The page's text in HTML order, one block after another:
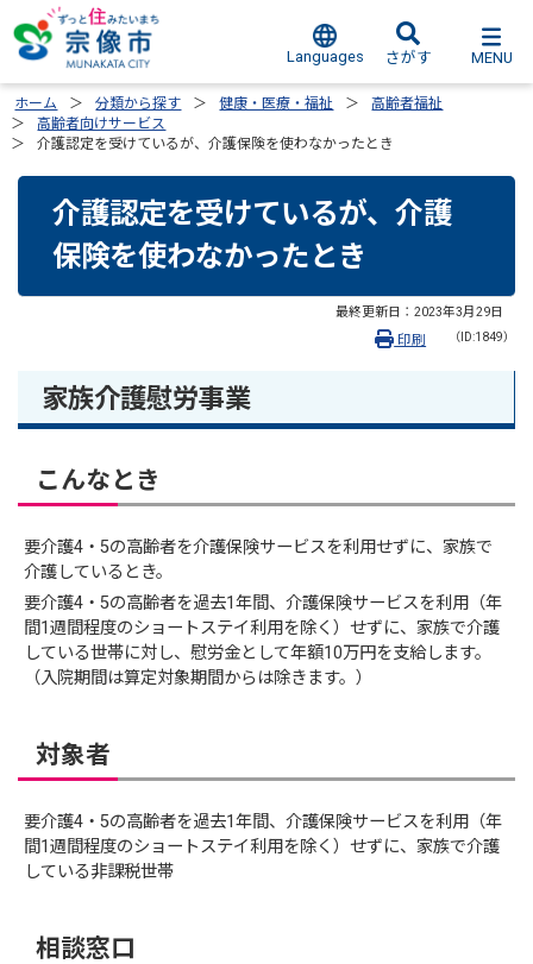
Languages さがす MENU
ホーム 分類から探す 健康・医療・福祉
高齢者福祉
高齢者向けサービス
介護認定を受けているが、介護保険を使わなかったとき
介護認定を受けているが、介護
保険を使わなかったとき
最終更新日： 2023年3月29日
（ID:1849）
印刷
家族介護慰労事業
こんなとき
要介護4・5の高齢者を介護保険サービスを利用せずに、家族で
介護しているとき。
要介護4・5の高齢者を過去1年間、介護保険サービスを利用（年
間1週間程度のショートステイ利用を除く）せずに、家族で介護
している世帯に対し、慰労金として年額10万円を支給します。
（入院期間は算定対象期間からは除きます。）
対象者
要介護4・5の高齢者を過去1年間、介護保険サービスを利用（年
間1週間程度のショートステイ利用を除く）せずに、家族で介護
している非課税世帯
相談窓口